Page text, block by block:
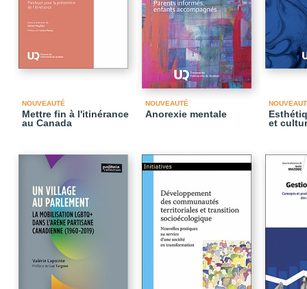
NOUVEAUTÉ
Mettre fin à l'itinérance
au Canada
NOUVEAUTÉ
Anorexie mentale
et